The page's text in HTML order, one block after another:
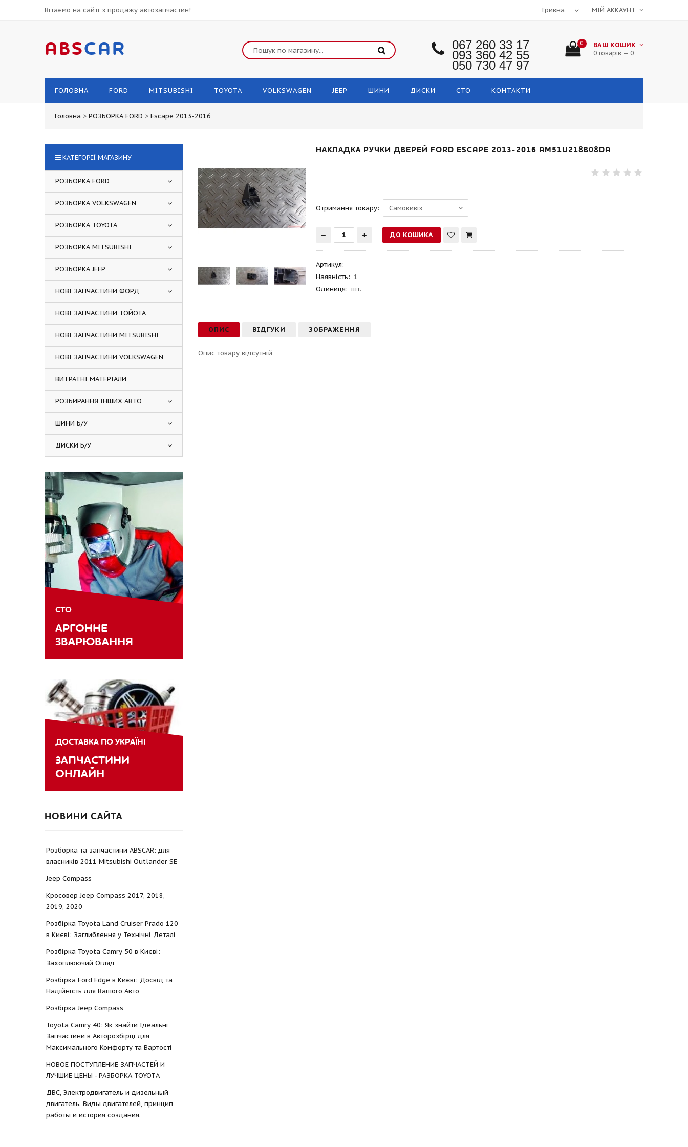
Вітаємо на сайті з продажу автозапчастин! МІЙ АККАУНТ
ABSCAR 067 260 33 17
093 360 42 55
050 730 47 97
0 ВАШ КОШИК
0 товарів — 0
ГОЛОВНА FORD MITSUBISHI TOYOTA VOLKSWAGEN JEEP ШИНИ ДИСКИ СТО КОНТАКТИ
Головна > РОЗБОРКА FORD > Escape 2013-2016
НАКЛАДКА РУЧКИ ДВЕРЕЙ FORD ESCAPE 2013-2016 AM51U218B08DA
Отримання товару:
Артикул:
Наявність: 1
Одиниця: шт.
ОПИС ВІДГУКИ ЗОБРАЖЕННЯ
Опис товару відсутній
КАТЕГОРІЇ МАГАЗИНУ
РОЗБОРКА FORD
РОЗБОРКА VOLKSWAGEN
РОЗБОРКА TOYOTA
РОЗБОРКА MITSUBISHI
РОЗБОРКА JEEP
НОВІ ЗАПЧАСТИНИ ФОРД
НОВІ ЗАПЧАСТИНИ ТОЙОТА
НОВІ ЗАПЧАСТИНИ MITSUBISHI
НОВІ ЗАПЧАСТИНИ VOLKSWAGEN
ВИТРАТНІ МАТЕРІАЛИ
РОЗБИРАННЯ ІНШИХ АВТО
ШИНИ Б/У
ДИСКИ Б/У
СТО
АРГОННЕ
ЗВАРЮВАННЯ
ДОСТАВКА ПО УКРАЇНІ
ЗАПЧАСТИНИ
ОНЛАЙН
НОВИНИ САЙТА
Розборка та запчастини ABSCAR: для
власників 2011 Mitsubishi Outlander SE
Jeep Compass
Кросовер Jeep Compass 2017, 2018,
2019, 2020
Розбірка Toyota Land Cruiser Prado 120
в Києві: Заглиблення у Технічні Деталі
Розбірка Toyota Camry 50 в Києві:
Захоплюючий Огляд
Розбірка Ford Edge в Києві: Досвід та
Надійність для Вашого Авто
Розбірка Jeep Compass
Toyota Camry 40: Як знайти Ідеальні
Запчастини в Авторозбірці для
Максимального Комфорту та Вартості
НОВОЕ ПОСТУПЛЕНИЕ ЗАПЧАСТЕЙ И
ЛУЧШИЕ ЦЕНЫ - РАЗБОРКА TOYOTА
ДВС, Электродвигатель и дизельный
двигатель. Виды двигателей, принцип
работы и история создания.